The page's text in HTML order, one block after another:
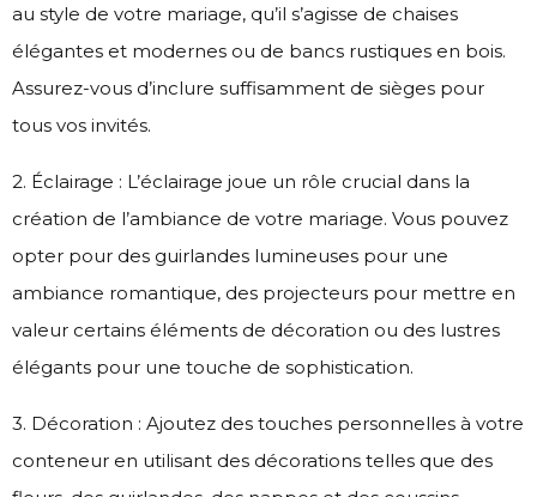
au style de votre mariage, qu’il s’agisse de chaises
élégantes et modernes ou de bancs rustiques en bois.
Assurez-vous d’inclure suffisamment de sièges pour
tous vos invités.
2. Éclairage : L’éclairage joue un rôle crucial dans la
création de l’ambiance de votre mariage. Vous pouvez
opter pour des guirlandes lumineuses pour une
ambiance romantique, des projecteurs pour mettre en
valeur certains éléments de décoration ou des lustres
élégants pour une touche de sophistication.
3. Décoration : Ajoutez des touches personnelles à votre
conteneur en utilisant des décorations telles que des